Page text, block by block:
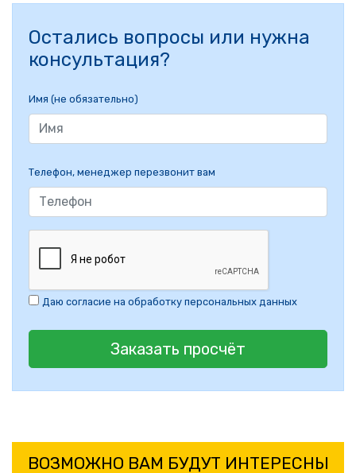
Остались вопросы или нужна
консультация?
Имя (не обязательно)
Телефон, менеджер перезвонит вам
Даю согласие на обработку персональных данных
Заказать просчёт
ВОЗМОЖНО ВАМ БУДУТ ИНТЕРЕСНЫ